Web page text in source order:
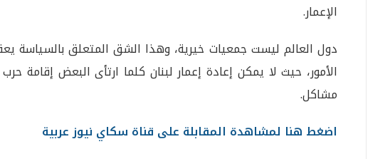
الإعمار.
دول العالم ليست جمعيات خيرية، وهذا الشق المتعلق بالسياسة
الأمور، حيث لا يمكن إعادة إعمار لبنان كلما ارتأى البعض إقامة
مشاكل.
اضغط هنا لمشاهدة المقابلة على قناة سكاي نيوز عربية